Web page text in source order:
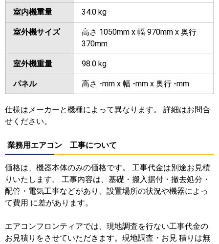
室内機重量 34.0 kg
室外機サイズ
高さ 1050mm x 幅 970mm x 奥行
370mm
室外機重量 98.0 kg
パネル 高さ -mm x 幅 -mm x 奥行 -mm
仕様はメーカーと機種によって異なります。 詳細はお問合
せください。
業務用エアコン 工事について
価格は、機器本体のみの価格です。 工事代金は別途お見積
りいたします。 工事内容は、基礎・搬入据付・撤去処分・
配管・電気工事などがあり、設置場所の状況や機器によっ
て費用 に差があります。
エアコンフロンティアでは、現地調査を行ない工事代金の
お見積りをさせていただきます。現地調査・お見 積りは無